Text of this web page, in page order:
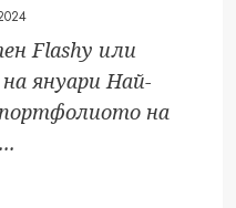
Flashy или
януари Най-
на